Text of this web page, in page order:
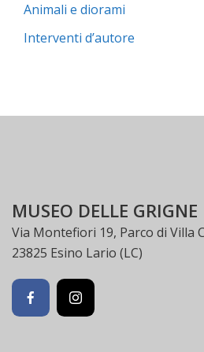
Animali e diorami
Interventi d’autore
MUSEO DELLE GRIGNE
Via Montefiori 19, Parco di Villa
23825 Esino Lario (LC)